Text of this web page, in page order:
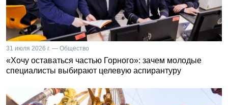
31 июля 2026 г. — Общество
«Хочу оставаться частью Горного»: зачем молодые
специалисты выбирают целевую аспирантуру